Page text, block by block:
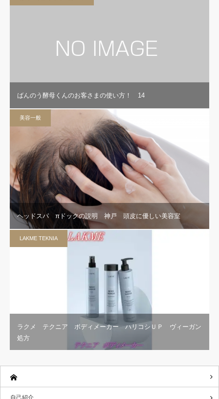
ばんのう酵母くんのお客さまの使い方！ 14
美容一般
ヘッドスパ πドックの説明 神戸 頭皮に優しい美容室
LAKME TEKNIA
ラクメ テクニア ボディメーカー ハリコシＵＰ ヴィーガン
処方
自己紹介